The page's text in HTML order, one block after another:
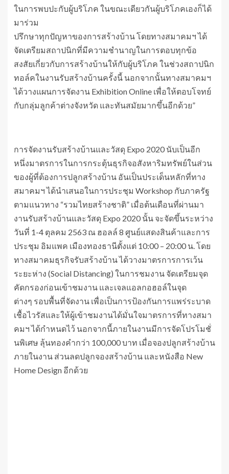
ในการพบปะกับผู้บริโภค ในขณะเดียวกันผู้บริโภคเองก็ได้
มาร่วม
ปรึกษาทุกปัญหาของการสร้างบ้าน โดยทางสมาคมฯ ได้
จัดเตรียมสถาปนิกที่มีความชำนาญในการตอบทุกข้อ
สงสัยเกี่ยวกับการสร้างบ้านให้กับผู้บริโภค ในช่วงสถาปนิก
ทอล์คในงานรับสร้างบ้านครั้งนี้ นอกจากนั้นทางสมาคมฯ
ได้วางแผนการจัดงาน Exhibition Online เพื่อให้ตอบโจทย์
กับกลุ่มลูกค้าต่างจังหวัด และทันสมัยมากขึ้นอีกด้วย”
การจัดงานรับสร้างบ้านและวัสดุ Expo 2020 นับเป็นอีก
หนึ่งมาตรการในการกระตุ้นธุรกิจอสังหาริมทรัพย์ในส่วน
ของผู้ที่ต้องการปลูกสร้างบ้าน อันเป็นประเด็นหลักที่ทาง
สมาคมฯ ได้นำเสนอในการประชุม Workshop กับภาครัฐ
ตามแนวทาง “รวมไทยสร้างชาติ” เมื่อต้นเดือนที่ผ่านมา
งานรับสร้างบ้านและวัสดุ Expo 2020 นั้น จะจัดขึ้นระหว่าง
วันที่ 1-4 ตุลคม 2563 ณ ฮอลล์ 8 ศูนย์แสดงสินค้าและการ
ประชุม อิมแพค เมืองทองธานีตั้งแต่ 10:00 – 20:00 น. โดย
ทางสมาคมธุรกิจรับสร้างบ้าน ได้วางมาตรการการเว้น
ระยะห่าง (Social Distancing) ในการชมงาน จัดเตรียมจุด
คัดกรองก่อนเข้าชมงาน และเจลแอลกอฮอล์ในจุด
ต่างๆ รอบพื้นที่จัดงาน เพื่อเป็นการป้องกันการแพร่ระบาด
เชื้อไวรัสและให้ผู้เข้าชมงานได้มั่นใจมาตรการที่ทางสมา
คมฯ ได้กำหนดไว้ นอกจากนี้ภายในงานมีการจัดโปรโมชั่
นพิเศษ ลุ้นทองคำกว่า 100,000 บาท เมื่อจองปลูกสร้างบ้าน
ภายในงาน ส่วนลดปลูกจองสร้างบ้าน และหนังสือ New
Home Design อีกด้วย